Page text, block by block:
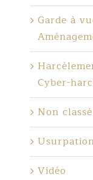
Garde à
Cyber-
Non classé
Vidéo